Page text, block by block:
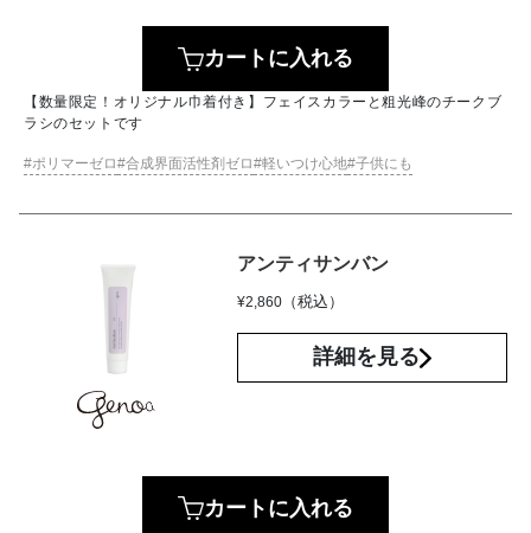
カートに入れる
【数量限定！オリジナル巾着付き】フェイスカラーと粗光峰のチークブ
ラシのセットです
ポリマーゼロ 合成界面活性剤ゼロ 軽いつけ心地 子供にも
アンティサンバン
¥2,860 （税込）
詳細を見る
カートに入れる